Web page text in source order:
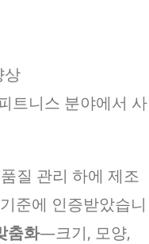
상
트니스 분야에서 사
질 관리 하에 제조
준에 인증받았습니
춤화—크기, 모양,